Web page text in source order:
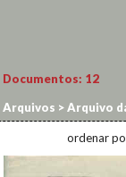
Documentos: 12
Arquivos >Arquivo
ordenar